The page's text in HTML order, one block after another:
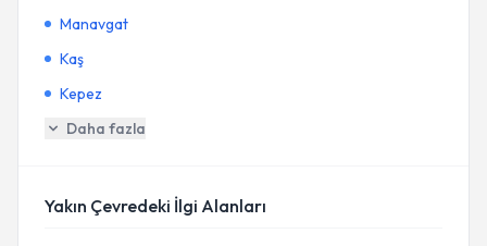
Manavgat
Kaş
Kepez
Daha fazla
Yakın Çevredeki İlgi Alanları